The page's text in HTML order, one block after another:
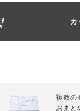
複数の
おまと